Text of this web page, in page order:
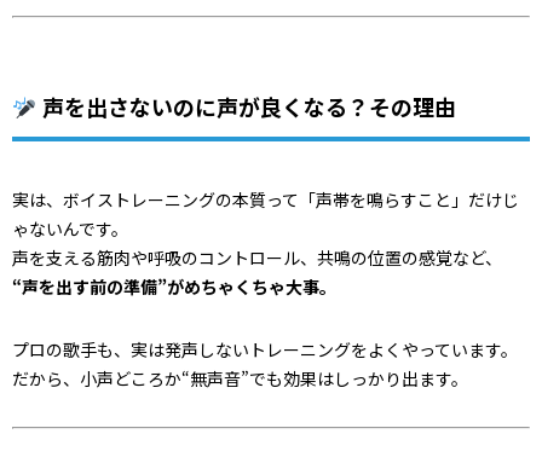
声を出さないのに声が良くなる？その理由
実は、ボイストレーニングの本質って「声帯を鳴らすこと」だけじ
ゃないんです。
声を支える筋肉や呼吸のコントロール、共鳴の位置の感覚など、
“声を出す前の準備”がめちゃくちゃ大事。
プロの歌手も、実は発声しないトレーニングをよくやっています。
だから、小声どころか“無声音”でも効果はしっかり出ます。